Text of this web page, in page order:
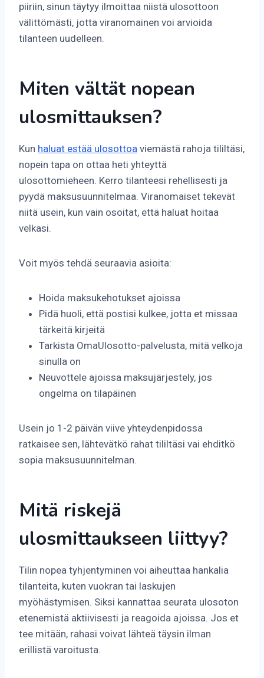
piiriin, sinun täytyy ilmoittaa niistä ulosottoon
välittömästi, jotta viranomainen voi arvioida
tilanteen uudelleen.
Miten vältät nopean
ulosmittauksen?
Kun haluat estää ulosottoa viemästä rahoja tililtäsi,
nopein tapa on ottaa heti yhteyttä
ulosottomieheen. Kerro tilanteesi rehellisesti ja
pyydä maksusuunnitelmaa. Viranomaiset tekevät
niitä usein, kun vain osoitat, että haluat hoitaa
velkasi.
Voit myös tehdä seuraavia asioita:
Hoida maksukehotukset ajoissa
Pidä huoli, että postisi kulkee, jotta et missaa
tärkeitä kirjeitä
Tarkista OmaUlosotto-palvelusta, mitä velkoja
sinulla on
Neuvottele ajoissa maksujärjestely, jos
ongelma on tilapäinen
Usein jo 1-2 päivän viive yhteydenpidossa
ratkaisee sen, lähtevätkö rahat tililtäsi vai ehditkö
sopia maksusuunnitelman.
Mitä riskejä
ulosmittaukseen liittyy?
Tilin nopea tyhjentyminen voi aiheuttaa hankalia
tilanteita, kuten vuokran tai laskujen
myöhästymisen. Siksi kannattaa seurata ulosoton
etenemistä aktiivisesti ja reagoida ajoissa. Jos et
tee mitään, rahasi voivat lähteä täysin ilman
erillistä varoitusta.